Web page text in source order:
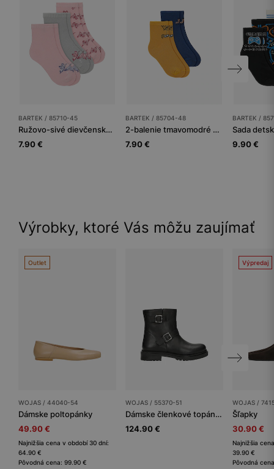
BARTEK / 85710-45
Ružovo-sivé dievčenské ponožky s motýľmi 3-balenie BARTEK 85710-45
7.90 €
BARTEK / 85704-48
2-balenie tmavomodré a oranžové chlapčenské ponožky s hmyzom BARTEK 85704-48
7.90 €
BARTEK /
9.90 €
Výrobky, ktoré Vás môžu zaujímať
Outlet
WOJAS / 44040-54
Dámske poltopánky
49.90 €
Najnižšia cena v období 30 dní:
64.90 €
Pôvodná cena: 99.90 €
WOJAS / 55370-51
Dámske členkové topánky
124.90 €
Výpredaj
WOJAS /
Šľapky
30.90 €
Najnižšia
39.90 €
Pôvodná